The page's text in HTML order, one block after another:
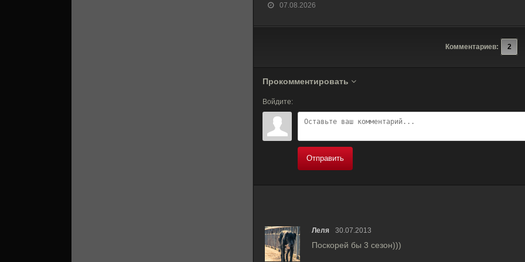
07.08.2026
Комментариев: 2
Прокомментировать
Войдите:
Отправить
Леля 30.07.2013
Поскорей бы 3 сезон)))